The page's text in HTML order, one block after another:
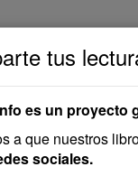
tus
es un proyecto
a que nuestros
sociales.